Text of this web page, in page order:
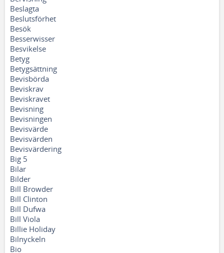
Beslagta
Beslutsförhet
Besök
Besserwisser
Besvikelse
Betyg
Betygsättning
Bevisbörda
Beviskrav
Beviskravet
Bevisning
Bevisningen
Bevisvärde
Bevisvärden
Bevisvärdering
Big 5
Bilar
Bilder
Bill Browder
Bill Clinton
Bill Dufwa
Bill Viola
Billie Holiday
Bilnyckeln
Bio